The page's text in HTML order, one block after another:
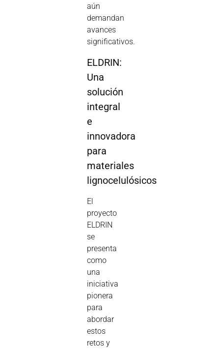
aún
demandan
avances
significativos.
ELDRIN:
Una
solución
integral
e
innovadora
para
materiales
lignocelulósicos
El
proyecto
ELDRIN
se
presenta
como
una
iniciativa
pionera
para
abordar
estos
retos y